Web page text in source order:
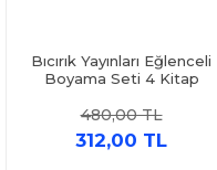
Bıcırık Yayınları Eğlenceli
Boyama Seti 4 Kitap
480,00 TL
312,00 TL